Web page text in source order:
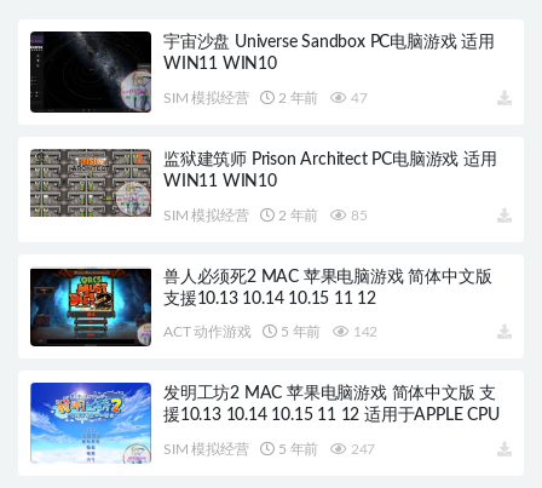
宇宙沙盘 Universe Sandbox PC电脑游戏 适用
WIN11 WIN10
SIM 模拟经营 2 年前 47
监狱建筑师 Prison Architect PC电脑游戏 适用
WIN11 WIN10
SIM 模拟经营 2 年前 85
兽人必须死2 MAC 苹果电脑游戏 简体中文版
支援10.13 10.14 10.15 11 12
ACT 动作游戏 5 年前 142
发明工坊2 MAC 苹果电脑游戏 简体中文版 支
援10.13 10.14 10.15 11 12 适用于APPLE CPU
SIM 模拟经营 5 年前 247